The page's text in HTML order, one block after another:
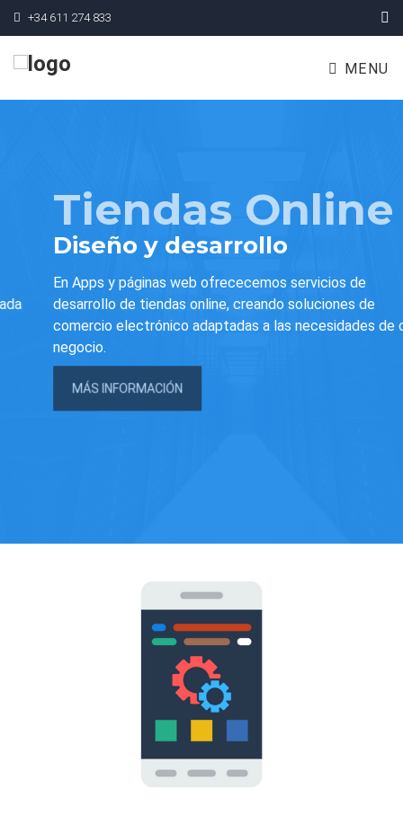
+34 611 274 833
MENU
Tiendas Online
Diseño y desarrollo
En Apps y páginas web ofrececemos servicios de
desarrollo de tiendas online, creando soluciones de
comercio electrónico adaptadas a las necesidades de cada
negocio.